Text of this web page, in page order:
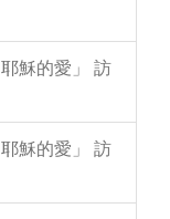
穌的愛」 訪
穌的愛」 訪